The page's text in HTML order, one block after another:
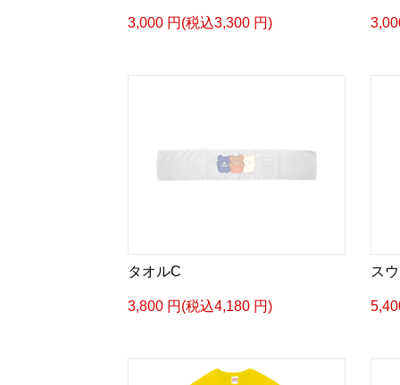
3,000 円(税込3,300 円)
タオルC
3,800 円(税込4,180 円)
ス